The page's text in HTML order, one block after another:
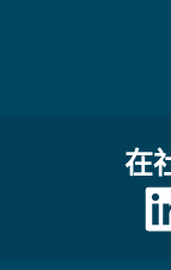
在